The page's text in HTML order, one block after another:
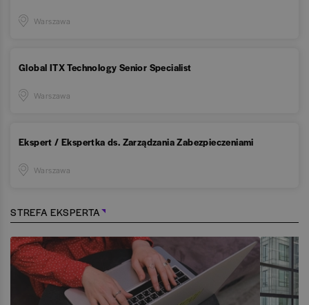
Warszawa
Global ITX Technology Senior Specialist
Warszawa
Ekspert / Ekspertka ds. Zarządzania Zabezpieczeniami
Warszawa
STREFA EKSPERTA